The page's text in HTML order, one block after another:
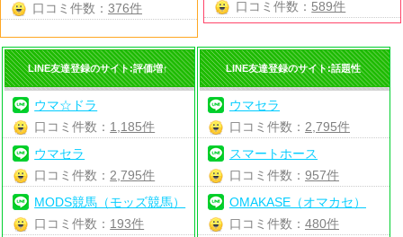
口コミ件数： 589件
口コミ件数： 376件
LINE友達登録のサイト:評価増↑
ウマ☆ドラ
口コミ件数： 1,185件
ウマセラ
口コミ件数： 2,795件
MODS競馬（モッズ競馬）
口コミ件数： 193件
LINE友達登録のサイト:話題性
ウマセラ
口コミ件数： 2,795件
スマートホース
口コミ件数： 957件
OMAKASE（オマカセ）
口コミ件数： 480件